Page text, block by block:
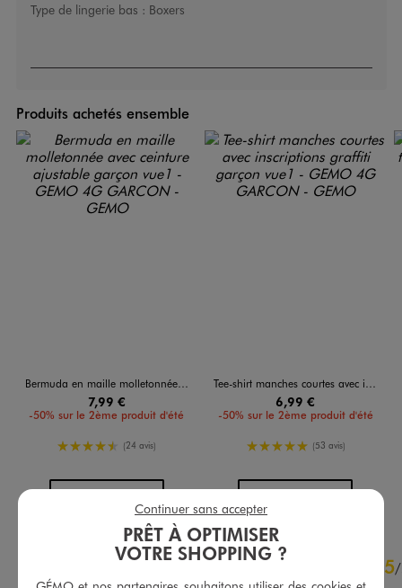
Type de lingerie bas : Boxers
Produits achetés ensemble
Bermuda en maille molletonnée avec ceinture ajustable garçon
7,99 €
-50% sur le 2ème produit d'été
4.5/5 de moyenne
(24 avis)
AU PANIER
Tee-shirt manches courtes avec inscriptions graffiti garçon
6,99 €
-50% sur le 2ème produit d'été
5/5 de moyenne
(53 avis)
AU PANIER
4.9 /5 5/
Avis vérifié et récompensé
PRÊT À OPTIMISER
VOTRE SHOPPING ?
Continuer sans accepter